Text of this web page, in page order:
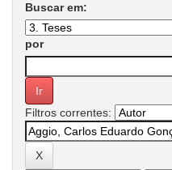
Buscar em:
por
Filtros correntes: